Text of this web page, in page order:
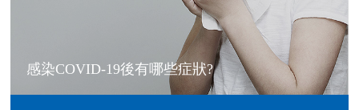
感染COVID-19後有哪些症狀?